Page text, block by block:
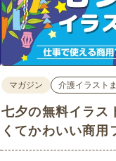
マガジン 介護イラスト
七夕の無料イラス
くてかわいい商用